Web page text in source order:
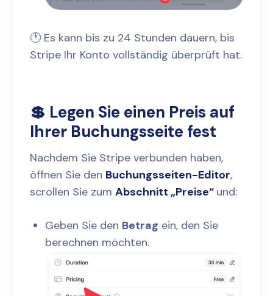
🕐 Es kann bis zu 24 Stunden dauern, bis
Stripe Ihr Konto vollständig überprüft hat.
💲 Legen Sie einen Preis auf
Ihrer Buchungsseite fest
Nachdem Sie Stripe verbunden haben,
öffnen Sie den Buchungsseiten-Editor,
scrollen Sie zum Abschnitt „Preise“ und:
Geben Sie den Betrag ein, den Sie
berechnen möchten.